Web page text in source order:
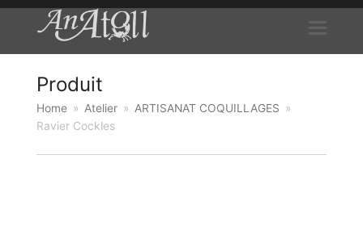
Produit
Home » Atelier » ARTISANAT COQUILLAGES »
Ravier Cockles